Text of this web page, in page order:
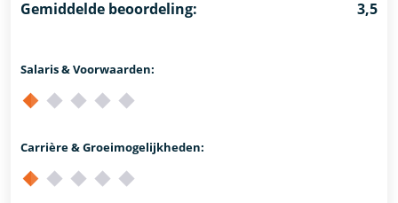
Gemiddelde beoordeling: 3,5
Salaris & Voorwaarden:
Carrière & Groeimogelijkheden: